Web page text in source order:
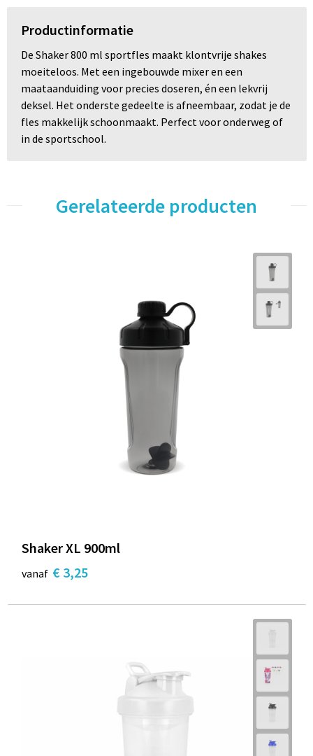
Productinformatie
De Shaker 800 ml sportfles maakt klontvrije shakes
moeiteloos. Met een ingebouwde mixer en een
maataanduiding voor precies doseren, én een lekvrij
deksel. Het onderste gedeelte is afneembaar, zodat je de
fles makkelijk schoonmaakt. Perfect voor onderweg of
in de sportschool.
Gerelateerde producten
Shaker XL 900ml
vanaf € 3,25